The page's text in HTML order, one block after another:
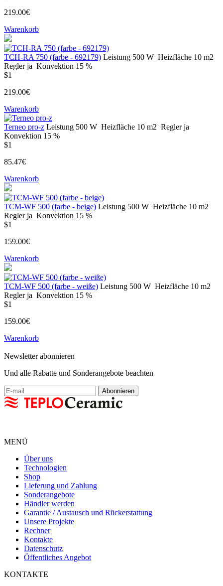
219.00€
Warenkorb
TCH-RA 750 (farbe - 692179) Leistung 500 W Heizfläche 10 m2
Regler ja Konvektion 15 %
$1
219.00€
Warenkorb
Terneo pro-z Leistung 500 W Heizfläche 10 m2 Regler ja
Konvektion 15 %
$1
85.47€
Warenkorb
TCM-WF 500 (farbe - beige) Leistung 500 W Heizfläche 10 m2
Regler ja Konvektion 15 %
$1
159.00€
Warenkorb
TCM-WF 500 (farbe - weiße) Leistung 500 W Heizfläche 10 m2
Regler ja Konvektion 15 %
$1
159.00€
Warenkorb
Newsletter abonnieren
Und alle Rabatte und Sonderangebote beachten
MENÜ
Über uns
Technologien
Shop
Lieferung und Zahlung
Sonderangebote
Händler werden
Garantie / Austausch und Rückerstattung
Unsere Projekte
Rechner
Kontakte
Datenschutz
Öffentliches Angebot
KONTAKTE